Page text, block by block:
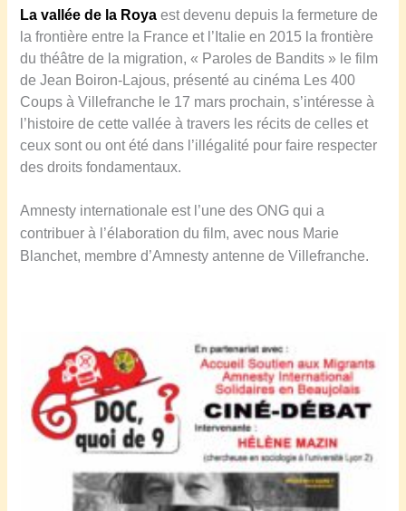
La vallée de la Royaest devenu depuis la fermeture de
la frontière entre la France et l’Italie en 2015 la frontière
du théâtre de la migration, « Paroles de Bandits » le film
de Jean Boiron-Lajous, présenté au cinéma Les 400
Coups à Villefranche le 17 mars prochain, s’intéresse à
l’histoire de cette vallée à travers les récits de celles et
ceux sont ou ont été dans l’illégalité pour faire respecter
des droits fondamentaux.
Amnesty internationale est l’une des ONG qui a
contribuer à l’élaboration du film, avec nous Marie
Blanchet, membre d’Amnesty antenne de Villefranche.